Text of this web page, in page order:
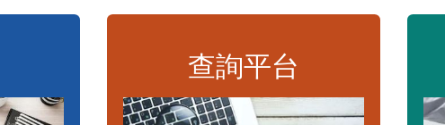
查詢平台